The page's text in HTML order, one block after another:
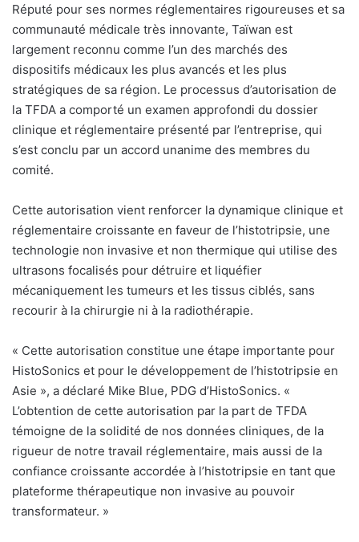
Réputé pour ses normes réglementaires rigoureuses et sa
communauté médicale très innovante, Taïwan est
largement reconnu comme l’un des marchés des
dispositifs médicaux les plus avancés et les plus
stratégiques de sa région. Le processus d’autorisation de
la TFDA a comporté un examen approfondi du dossier
clinique et réglementaire présenté par l’entreprise, qui
s’est conclu par un accord unanime des membres du
comité.
Cette autorisation vient renforcer la dynamique clinique et
réglementaire croissante en faveur de l’histotripsie, une
technologie non invasive et non thermique qui utilise des
ultrasons focalisés pour détruire et liquéfier
mécaniquement les tumeurs et les tissus ciblés, sans
recourir à la chirurgie ni à la radiothérapie.
« Cette autorisation constitue une étape importante pour
HistoSonics et pour le développement de l’histotripsie en
Asie », a déclaré Mike Blue, PDG d’HistoSonics. «
L’obtention de cette autorisation par la part de TFDA
témoigne de la solidité de nos données cliniques, de la
rigueur de notre travail réglementaire, mais aussi de la
confiance croissante accordée à l’histotripsie en tant que
plateforme thérapeutique non invasive au pouvoir
transformateur. »